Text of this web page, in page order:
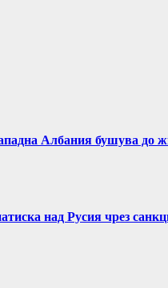
Албания бушува до
над Русия чрез